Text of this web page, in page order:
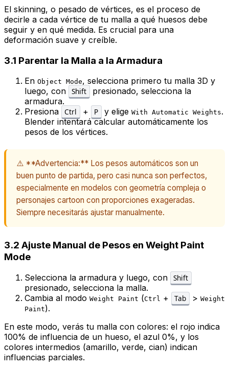
El skinning, o pesado de vértices, es el proceso de
decirle a cada vértice de tu malla a qué huesos debe
seguir y en qué medida. Es crucial para una
deformación suave y creíble.
3.1 Parentar la Malla a la Armadura
En Object Mode, selecciona primero tu malla 3D y
luego, con
Shift
presionado, selecciona la
armadura.
Presiona
Ctrl + P y elige With Automatic Weights.
Blender intentará calcular automáticamente los
pesos de los vértices.
⚠️ **Advertencia:** Los pesos automáticos son un
buen punto de partida, pero casi nunca son perfectos,
especialmente en modelos con geometría compleja o
personajes cartoon con proporciones exageradas.
Siempre necesitarás ajustar manualmente.
3.2 Ajuste Manual de Pesos en Weight Paint
Mode
Selecciona la armadura y luego, con Shift
presionado, selecciona la malla.
Cambia al modo Weight Paint (Ctrl + Tab > Weight
Paint).
En este modo, verás tu malla con colores: el rojo indica
100% de influencia de un hueso, el azul 0%, y los
colores intermedios (amarillo, verde, cian) indican
influencias parciales.